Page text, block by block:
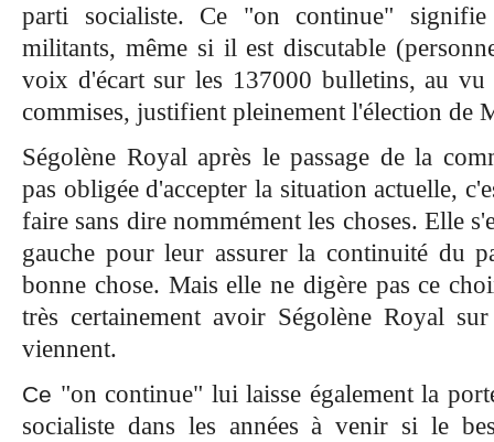
parti socialiste. Ce
"on continue"
militants, même si il est discutable
voix d'écart sur les 137000 bulletins, au vu
commises, justifient pleinement l'élection de
Ségolène Royal après le passage de la
pas obligée d'accepter la situation actuelle,
faire sans dire nommément les choses. Elle
gauche pour leur assurer la continuité du
bonne chose. Mais elle ne digère pas ce
très certainement avoir Ségolène Royal
viennent.
Ce "on continue" lui laisse également la
socialiste dans les années à venir si le